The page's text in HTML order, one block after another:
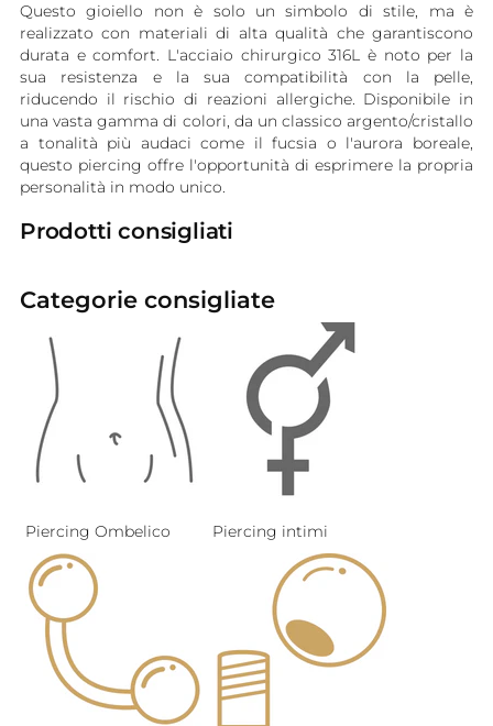
Questo gioiello non è solo un simbolo di stile, ma è
realizzato con materiali di alta qualità che garantiscono
durata e comfort. L'acciaio chirurgico 316L è noto per la
sua resistenza e la sua compatibilità con la pelle,
riducendo il rischio di reazioni allergiche. Disponibile in
una vasta gamma di colori, da un classico argento/cristallo
a tonalità più audaci come il fucsia o l'aurora boreale,
questo piercing offre l'opportunità di esprimere la propria
personalità in modo unico.
Prodotti consigliati
Categorie consigliate
Piercing Ombelico Piercing intimi